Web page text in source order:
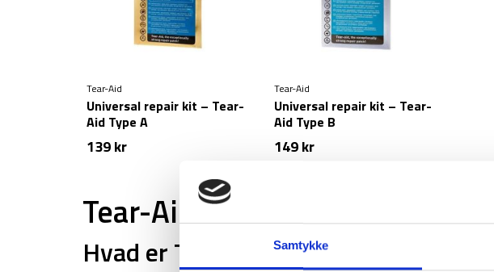
Samtykke
Tear-Aid
Universal repair kit – Tear-
Aid Type A
139kr
Tear-Aid
Universal repair kit – Tear-
Aid Type B
149kr
Tear-Aid
Hvad er Tear-Aid?